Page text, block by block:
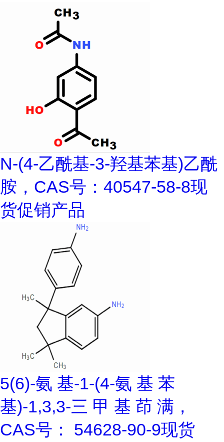
N-(4-乙酰基-3-羟基苯基)乙酰
胺，CAS号：40547-58-8现
货促销产品
5(6)-氨 基-1-(4-氨 基 苯
基)-1,3,3-三 甲 基 茚 满，
CAS号： 54628-90-9现货